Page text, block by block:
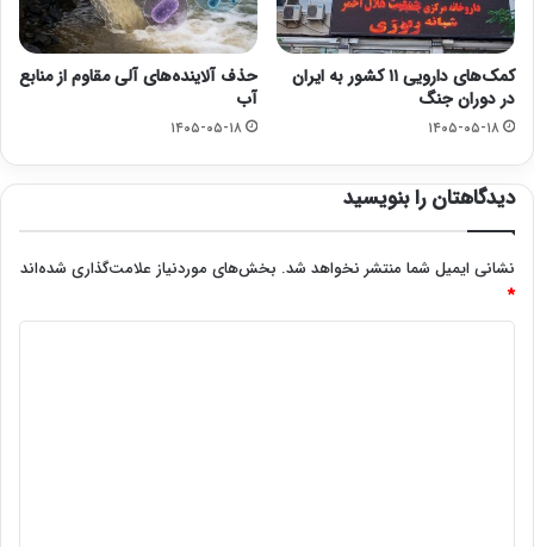
کمک‌های دارویی ۱۱ کشور به ایران
در دوران جنگ
۱۴۰۵-۰۵-۱۸
حذف آلاینده‌های آلی مقاوم از منابع
آب
۱۴۰۵-۰۵-۱۸
دیدگاهتان را بنویسید
نشانی ایمیل شما منتشر نخواهد شد. بخش‌های موردنیاز علامت‌گذاری شده‌اند
*